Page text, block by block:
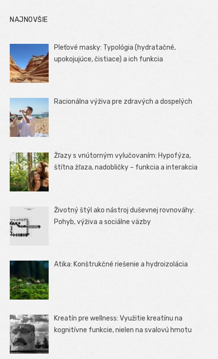
NAJNOVŠIE
Pleťové masky: Typológia (hydratačné,
upokojujúce, čistiace) a ich funkcia
Racionálna výživa pre zdravých a dospelých
Žľazy s vnútorným vylučovaním: Hypofýza,
štítna žľaza, nadobličky – funkcia a interakcia
Životný štýl ako nástroj duševnej rovnováhy:
Pohyb, výživa a sociálne väzby
Atika: Konštrukčné riešenie a hydroizolácia
Kreatín pre wellness: Využitie kreatínu na
kognitívne funkcie, nielen na svalovú hmotu